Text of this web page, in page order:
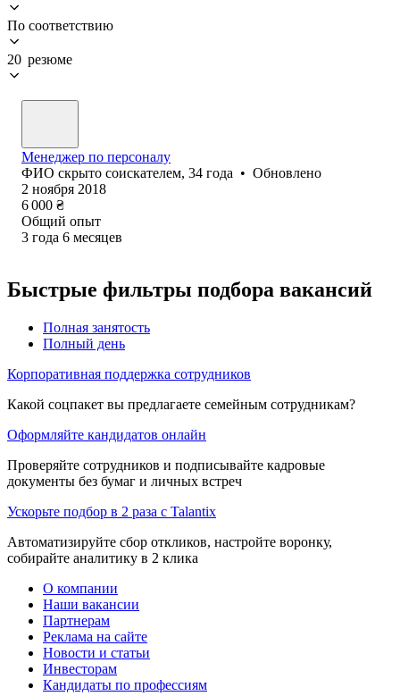
По соответствию
20 резюме
Менеджер по персоналу
ФИО скрыто соискателем, 34 года • Обновлено
2 ноября 2018
6 000 ₴
Общий опыт
3 года 6 месяцев
Быстрые фильтры подбора вакансий
Полная занятость
Полный день
Корпоративная поддержка сотрудников
Какой соцпакет вы предлагаете семейным сотрудникам?
Оформляйте кандидатов онлайн
Проверяйте сотрудников и подписывайте кадровые
документы без бумаг и личных встреч
Ускорьте подбор в 2 раза с Talantix
Автоматизируйте сбор откликов, настройте воронку,
собирайте аналитику в 2 клика
О компании
Наши вакансии
Партнерам
Реклама на сайте
Новости и статьи
Инвесторам
Кандидаты по профессиям